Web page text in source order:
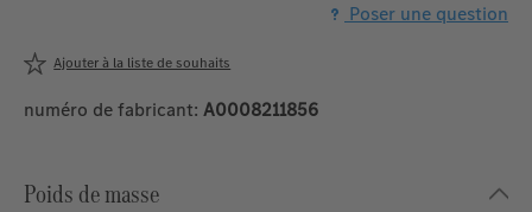
Poser une question
Ajouter à la liste de souhaits
numéro de fabricant: A0008211856
Poids de masse